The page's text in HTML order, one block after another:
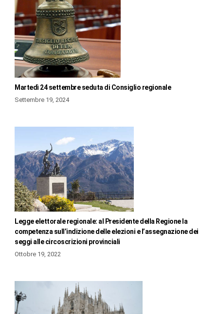
Martedì 24 settembre seduta di Consiglio regionale
Settembre 19, 2024
Legge elettorale regionale: al Presidente della Regione la
competenza sull’indizione delle elezioni e l’assegnazione dei
seggi alle circoscrizioni provinciali
Ottobre 19, 2022